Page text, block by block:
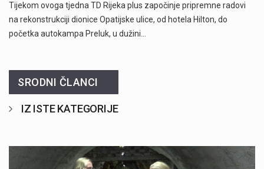
Tijekom ovoga tjedna TD Rijeka plus započinje pripremne radovi
na rekonstrukciji dionice Opatijske ulice, od hotela Hilton, do
početka autokampa Preluk, u dužini…
SRODNI ČLANCI
IZ ISTE KATEGORIJE